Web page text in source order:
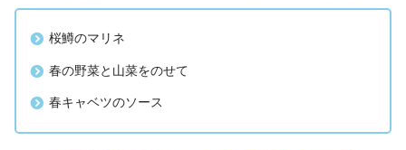
桜鱒のマリネ
春の野菜と山菜をのせて
春キャベツのソース